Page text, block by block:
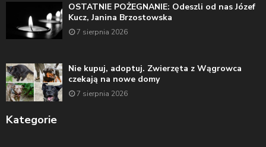
OSTATNIE POŻEGNANIE: Odeszli od nas Józef
Kucz, Janina Brzostowska
7 sierpnia 2026
Nie kupuj, adoptuj. Zwierzęta z Wągrowca
czekają na nowe domy
7 sierpnia 2026
Kategorie